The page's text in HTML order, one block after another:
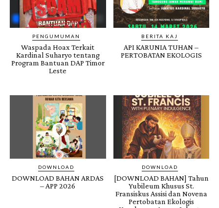
PENGUMUMAN
Waspada Hoax Terkait
Kardinal Suharyo tentang
Program Bantuan DAP Timor
Leste
BERITA KAJ
API KARUNIA TUHAN –
PERTOBATAN EKOLOGIS
DOWNLOAD
DOWNLOAD BAHAN ARDAS
– APP 2026
DOWNLOAD
[DOWNLOAD BAHAN] Tahun
Yubileum Khusus St.
Fransiskus Assisi dan Novena
Pertobatan Ekologis